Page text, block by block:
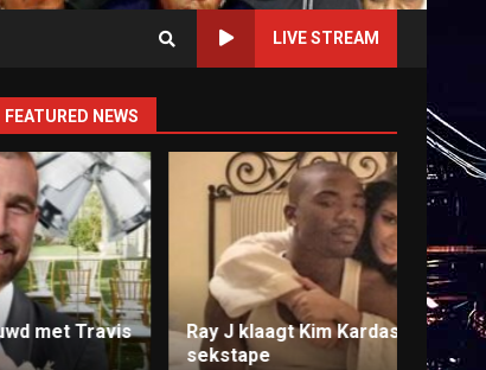
LIVE STREAM
FEATURED NEWS
Ray J klaagt Kim Kardashian aan om
sekstape
Anti-